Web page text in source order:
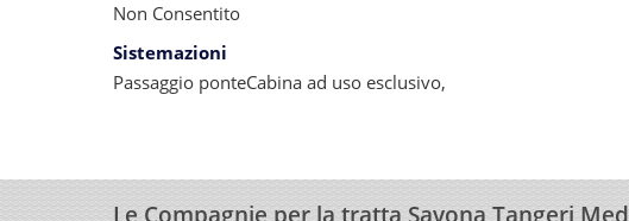
Non Consentito
Sistemazioni
Passaggio ponteCabina ad uso esclusivo,